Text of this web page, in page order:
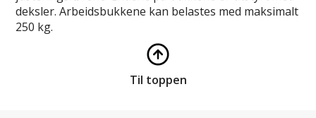
deksler. Arbeidsbukkene kan belastes med maksimalt
250 kg.
Til toppen